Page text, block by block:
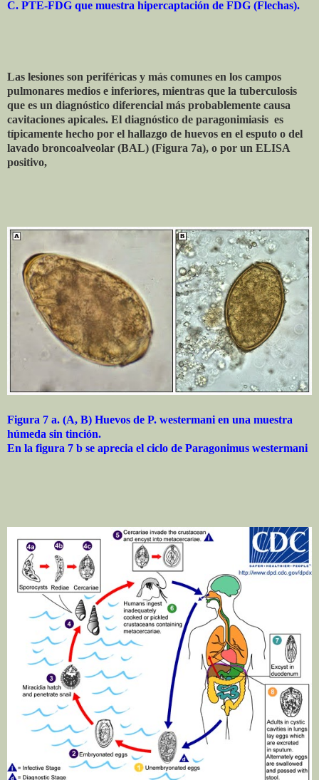
C. PTE-FDG que muestra hipercaptación de FDG (Flechas).
Las lesiones son periféricas y más comunes en los campos
pulmonares medios e inferiores, mientras que la tuberculosis
que es un diagnóstico diferencial más probablemente causa
cavitaciones apicales. El diagnóstico de paragonimiasis es
típicamente hecho por el hallazgo de huevos en el esputo o del
lavado broncoalveolar (BAL) (Figura 7a), o por un ELISA
positivo,
Figura 7 a. (A, B) Huevos de P. westermani en una muestra
húmeda sin tinción.
En la figura 7 b se aprecia el ciclo de Paragonimus westermani